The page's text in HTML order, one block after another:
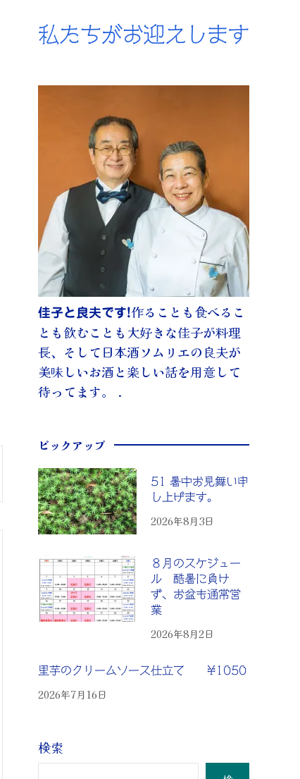
私たちがお迎えします
佳子と良夫です!作ることも食べるこ
とも飲むことも大好きな佳子が料理
長、そして日本酒ソムリエの良夫が
美味しいお酒と楽しい話を用意して
待ってます。 .
ピックアップ
51 暑中お見舞い申
し上げます。
2026年8月3日
８月のスケジュー
ル 酷暑に負け
ず、お盆も通常営
業
2026年8月2日
里芋のクリームソース仕立て ¥1050
2026年7月16日
検索